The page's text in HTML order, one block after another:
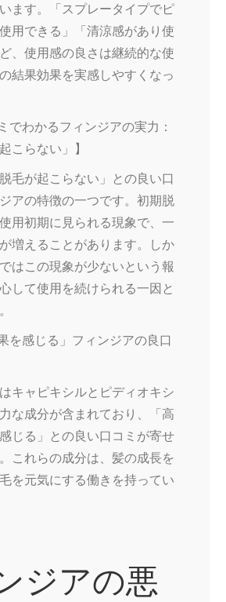
ます。「スプレータイプでピ
用できる」「清涼感があり使
、使用感の良さは継続的な使
結果効果を実感しやすくなっ
でわかるフィンジアの実力：
こらない」】
毛が起こらない」との良い口
アの特徴の一つです。初期脱
用初期に見られる現象で、一
増えることがあります。しか
はこの現象が少ないという報
して使用を続けられる一因と
を感じる」フィンジアの良口
キャピキシルとピディオキシ
な成分が含まれており、「高
じる」との良い口コミが寄せ
これらの成分は、髪の成長を
を元気にする働きを持ってい
ジアの悪